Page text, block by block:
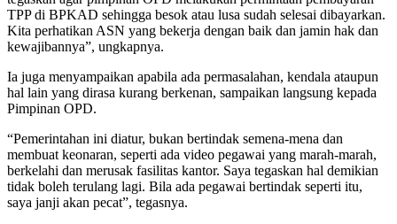
TPP di BPKAD sehingga besok atau lusa sudah selesai dibayarkan.
Kita perhatikan ASN yang bekerja dengan baik dan jamin hak dan
kewajibannya”, ungkapnya.
Ia juga menyampaikan apabila ada permasalahan, kendala ataupun
hal lain yang dirasa kurang berkenan, sampaikan langsung kepada
Pimpinan OPD.
“Pemerintahan ini diatur, bukan bertindak semena-mena dan
membuat keonaran, seperti ada video pegawai yang marah-marah,
berkelahi dan merusak fasilitas kantor. Saya tegaskan hal demikian
tidak boleh terulang lagi. Bila ada pegawai bertindak seperti itu,
saya janji akan pecat”, tegasnya.